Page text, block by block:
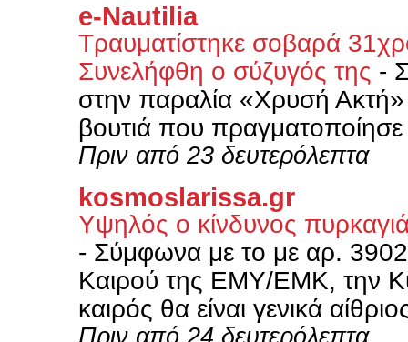
e-Nautilia
Τραυματίστηκε σοβαρά
Συνελήφθη ο σύζυγός της -
στην παραλία «Χρυσή
βουτιά που πραγματοποίησε
Πριν από 23 δευτερόλεπτα
kosmoslarissa.gr
Υψηλός ο κίνδυνος
- Σύμφωνα με το με αρ.
Καιρού της ΕΜΥ/ΕΜΚ, την
καιρός θα είναι γενικά